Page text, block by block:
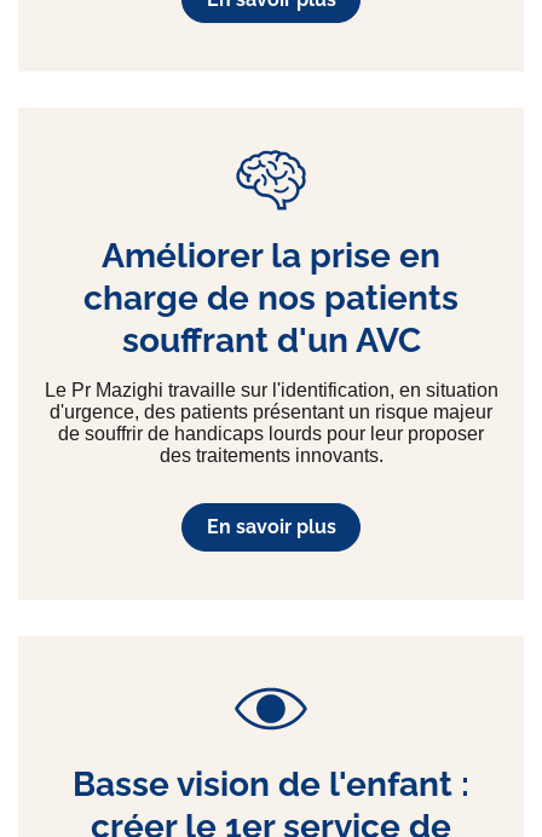
Améliorer la prise en
charge de nos patients
souffrant d'un AVC
Le Pr Mazighi travaille sur l'identification, en situation
d'urgence, des patients présentant un risque majeur
de souffrir de handicaps lourds pour leur proposer
des traitements innovants.
En savoir plus
Basse vision de l'enfant :
créer le 1er service de